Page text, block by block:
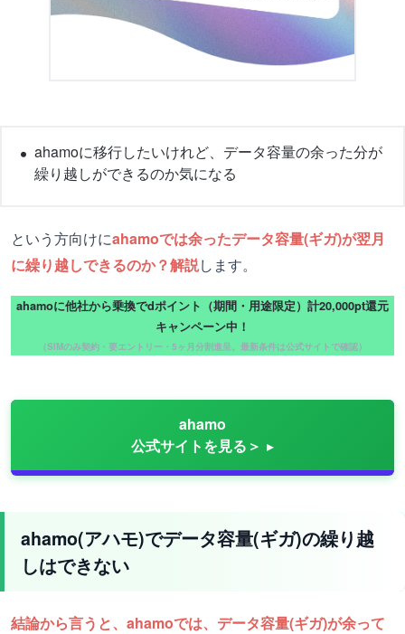
ahamoに移行したいけれど、データ容量の余った分が
繰り越しができるのか気になる
という方向けにahamoでは余ったデータ容量(ギガ)が翌月
に繰り越しできるのか？解説します。
ahamoに他社から乗換でdポイント（期間・用途限定）計20,000pt還元
キャンペーン中！
（SIMのみ契約・要エントリー・5ヶ月分割進呈。最新条件は公式サイトで確認）
ahamo
公式サイトを見る＞
ahamo(アハモ)でデータ容量(ギガ)の繰り越
しはできない
結論から言うと、ahamoでは、データ容量(ギガ)が余って